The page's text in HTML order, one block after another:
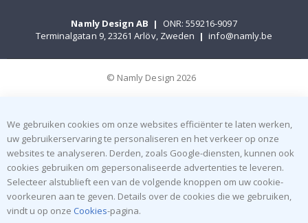
Namly Design AB |
ONR: 559216-9097
Terminalgatan 9, 23261 Arlöv, Zweden | info@namly.be
© Namly Design 2026
We gebruiken cookies om onze websites efficiënter te laten werken,
uw gebruikerservaring te personaliseren en het verkeer op onze
websites te analyseren. Derden, zoals Google-diensten, kunnen ook
cookies gebruiken om gepersonaliseerde advertenties te leveren.
Selecteer alstublieft een van de volgende knoppen om uw cookie-
voorkeuren aan te geven. Details over de cookies die we gebruiken,
vindt u op onze Cookies-pagina.